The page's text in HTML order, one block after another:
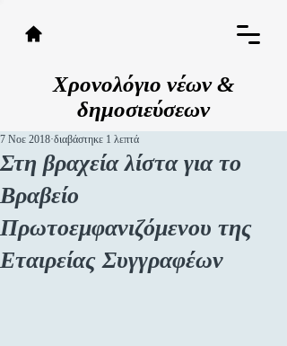
Χρονολόγιο νέων &
δημοσιεύσεων
Στη βραχεία λίστα για το
Βραβείο
Πρωτοεμφανιζόμενου της
Εταιρείας Συγγραφέων
7 Νοε 2018 διαβάστηκε 1 λεπτά